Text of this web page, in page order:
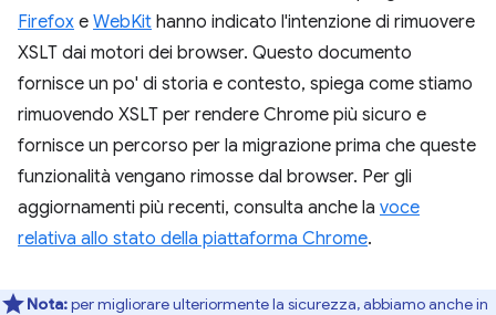
Firefox e WebKit hanno indicato l'intenzione di rimuovere
XSLT dai motori dei browser. Questo documento
fornisce un po' di storia e contesto, spiega come stiamo
rimuovendo XSLT per rendere Chrome più sicuro e
fornisce un percorso per la migrazione prima che queste
funzionalità vengano rimosse dal browser. Per gli
aggiornamenti più recenti, consulta anche la voce
relativa allo stato della piattaforma Chrome.
Nota:per migliorare ulteriormente la sicurezza, abbiamo anche in